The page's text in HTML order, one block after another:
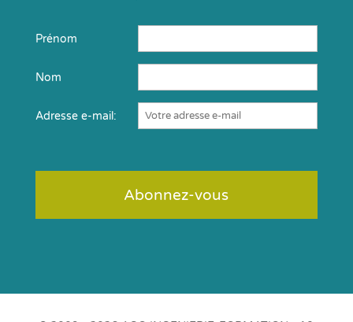
Prénom
Nom
Adresse e-mail: